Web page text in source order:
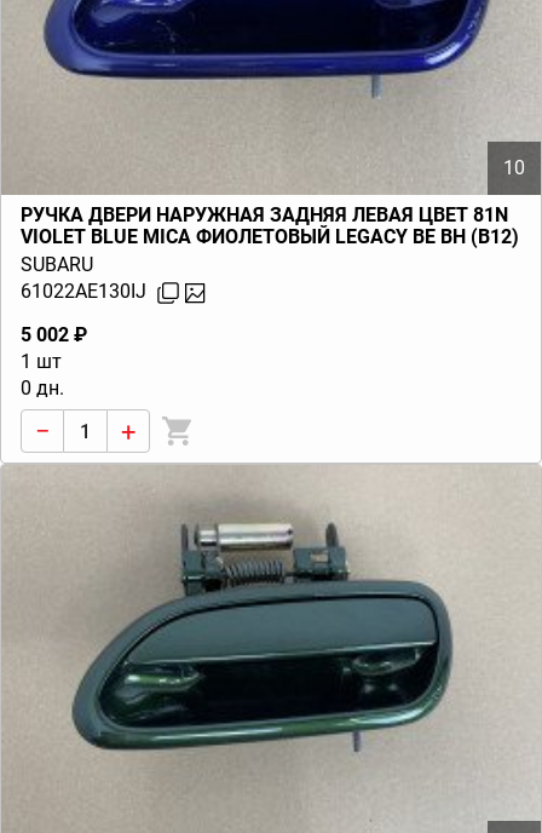
10
РУЧКА ДВЕРИ НАРУЖНАЯ ЗАДНЯЯ ЛЕВАЯ ЦВЕТ 81N
VIOLET BLUE MICA ФИОЛЕТОВЫЙ LEGACY BE BH (B12)
1999-2000
SUBARU
61022AE130IJ
5 002 ₽
1 шт
0 дн.
− +